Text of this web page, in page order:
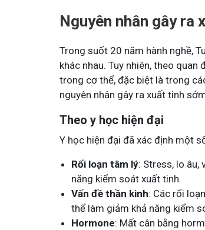
Nguyên nhân gây ra
Trong suốt 20 năm hành nghề,
khác nhau. Tuy nhiên, theo
trong cơ thể, đặc biệt là trong
nguyên nhân gây ra xuất tinh
Theo y học hiện đại
Y học hiện đại đã xác định một
Rối loạn tâm lý: Stress, lo âu,
năng kiểm soát xuất tinh.
Vấn đề thần kinh: Các rối
thể làm giảm khả năng kiểm
Hormone: Mất cân bằng